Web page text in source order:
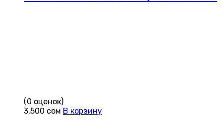
(0 оценок)
3,500 сом В корзину